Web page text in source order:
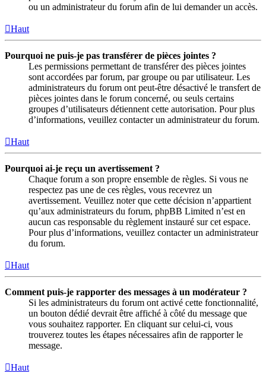
ou un administrateur du forum afin de lui demander un accès.
Haut
Pourquoi ne puis-je pas transférer de pièces jointes ?
Les permissions permettant de transférer des pièces jointes
sont accordées par forum, par groupe ou par utilisateur. Les
administrateurs du forum ont peut-être désactivé le transfert de
pièces jointes dans le forum concerné, ou seuls certains
groupes d’utilisateurs détiennent cette autorisation. Pour plus
d’informations, veuillez contacter un administrateur du forum.
Haut
Pourquoi ai-je reçu un avertissement ?
Chaque forum a son propre ensemble de règles. Si vous ne
respectez pas une de ces règles, vous recevrez un
avertissement. Veuillez noter que cette décision n’appartient
qu’aux administrateurs du forum, phpBB Limited n’est en
aucun cas responsable du règlement instauré sur cet espace.
Pour plus d’informations, veuillez contacter un administrateur
du forum.
Haut
Comment puis-je rapporter des messages à un modérateur ?
Si les administrateurs du forum ont activé cette fonctionnalité,
un bouton dédié devrait être affiché à côté du message que
vous souhaitez rapporter. En cliquant sur celui-ci, vous
trouverez toutes les étapes nécessaires afin de rapporter le
message.
Haut